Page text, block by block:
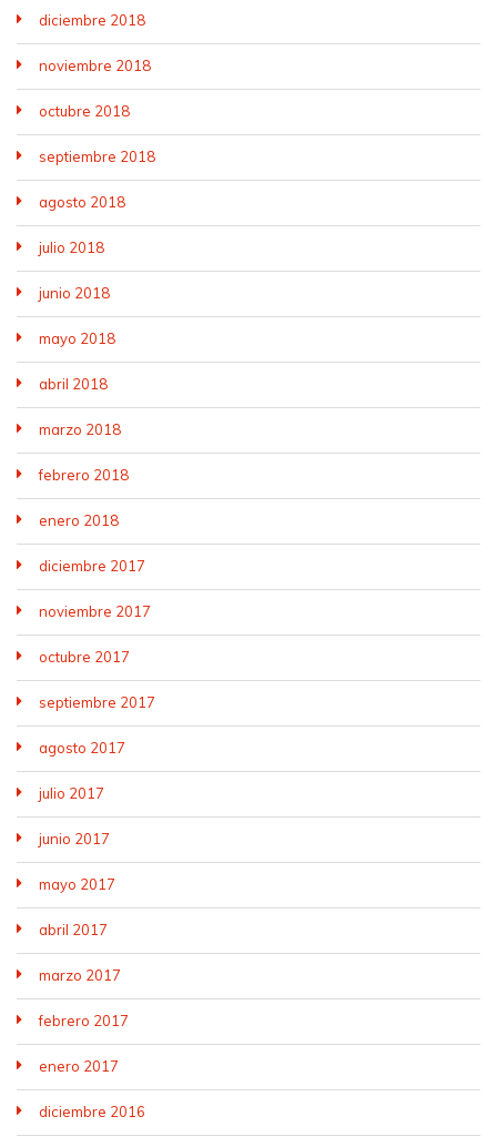
diciembre 2018
noviembre 2018
octubre 2018
septiembre 2018
agosto 2018
julio 2018
junio 2018
mayo 2018
abril 2018
marzo 2018
febrero 2018
enero 2018
diciembre 2017
noviembre 2017
octubre 2017
septiembre 2017
agosto 2017
julio 2017
junio 2017
mayo 2017
abril 2017
marzo 2017
febrero 2017
enero 2017
diciembre 2016